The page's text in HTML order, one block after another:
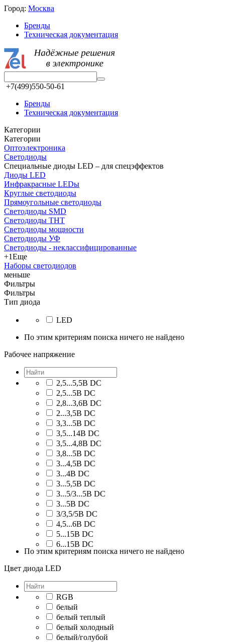
Город: Москва
Бренды
Техническая документация
+7(499)550-50-61
Бренды
Техническая документация
Категории
Категории
Oптоэлектроника
Светодиоды
Специальные диоды LED – для спецэффектов
Диоды LED
Инфракрасные LEDы
Круглые светодиоды
Прямоугольные светодиоды
Светодиоды SMD
Светодиоды THT
Светодиоды мощности
Светодиоды УФ
Светодиоды - неклассифицированные
+1Еще
Наборы светодиодов
меньше
Фильтры
Фильтры
Тип диода
LED
По этим критериям поиска ничего не найдено
Рабочее напряжение
2,5...5,5В DC
2,5...5В DC
2,8...3,6В DC
2...3,5В DC
3,3...5В DC
3,5...14В DC
3,5...4,8В DC
3,8...5В DC
3...4,5В DC
3...4В DC
3...5,5В DC
3...5/3...5В DC
3...5В DC
3/3,5/5В DC
4,5...6В DC
5...15В DC
6...15В DC
По этим критериям поиска ничего не найдено
Цвет диодa LED
RGB
белый
белый теплый
белый холодный
белый/голубой